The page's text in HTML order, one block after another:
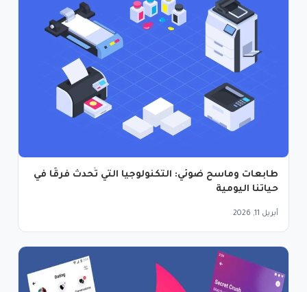
طابعات وماسح ضوئي: التكنولوجيا التي تُحدث فرقًا في
حياتنا اليومية
أبريل 11, 2026